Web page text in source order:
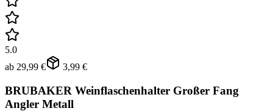
5.0
ab 29,99 € 3,99 €
BRUBAKER Weinflaschenhalter Großer Fang
Angler Metall